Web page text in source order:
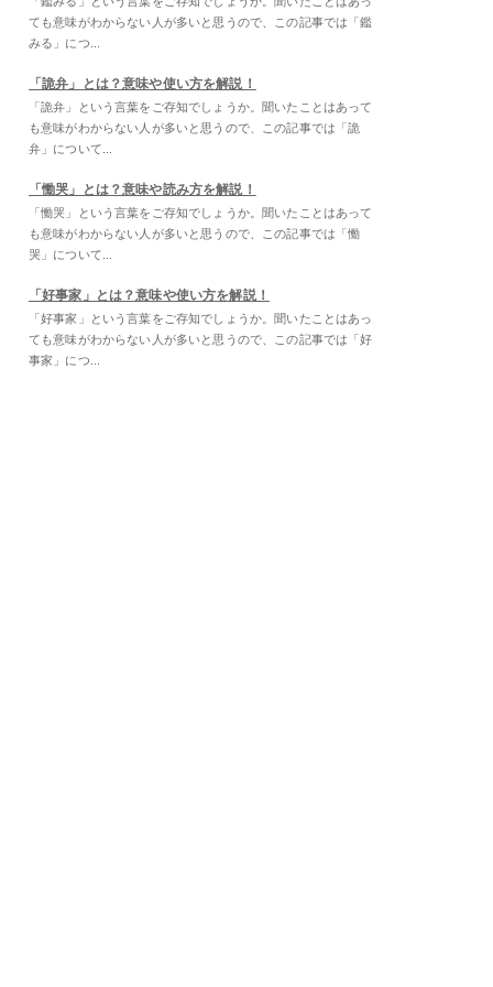
ても意味がわからない人が多いと思うので、この記事では「鑑
みる」につ...
「詭弁」とは？意味や使い方を解説！
「詭弁」という言葉をご存知でしょうか。聞いたことはあって
も意味がわからない人が多いと思うので、この記事では「詭
弁」について...
「慟哭」とは？意味や読み方を解説！
「慟哭」という言葉をご存知でしょうか。聞いたことはあって
も意味がわからない人が多いと思うので、この記事では「慟
哭」について...
「好事家」とは？意味や使い方を解説！
「好事家」という言葉をご存知でしょうか。聞いたことはあっ
ても意味がわからない人が多いと思うので、この記事では「好
事家」につ...